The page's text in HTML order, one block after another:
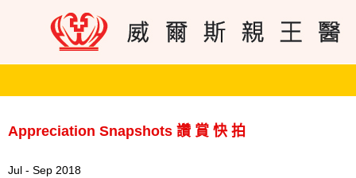
Appreciation Snapshots 讚 賞 快 拍
Jul - Sep 2018